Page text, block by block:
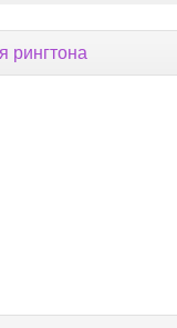
рингтона